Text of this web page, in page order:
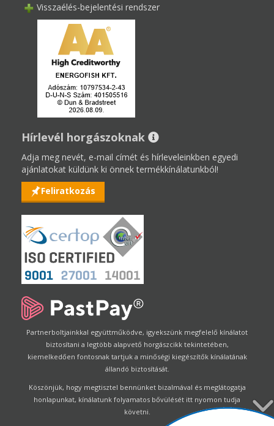
Visszaélés-bejelentési rendszer
Hírlevél horgászoknak
Adja meg nevét, e-mail címét és hírleveleinkben egyedi
ajánlatokat küldünk ki önnek termékkínálatunkból!
Feliratkozás
Partnerboltjainkkal együttműködve, igyekszünk megfelelő kínálatot
biztosítani a legtöbb alapvető horgászcikk tekintetében,
kiemelkedően fontosnak tartjuk a minőségi kiegészítők kínálatának
állandó biztosítását.
Köszönjük, hogy megtisztel bennünket bizalmával és meglátogatja
honlapunkat, kínálatunk folyamatos bővülését itt nyomon tudja
követni.